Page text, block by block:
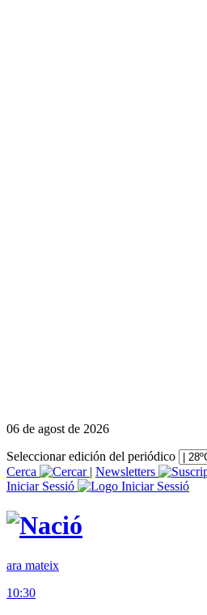
06 de agost de 2026
Seleccionar edición del periódico
Cerca
| Newsletters
Iniciar Sessió
ara mateix
10:30